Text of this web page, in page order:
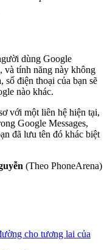
dùng Google
và tính năng này không
điện thoại của bạn sẽ
nào khác.
với một liên hệ hiện tại,
Google Messages,
đã lưu tên đó khác biệt
(Theo PhoneArena)
cho tương lai của